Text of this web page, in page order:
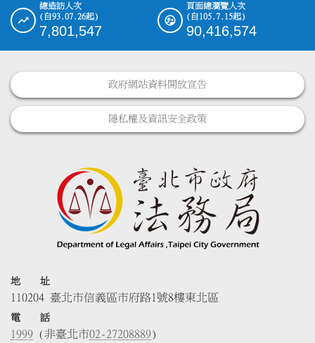
總造訪人次
(自93.07.26起)
7,801,547
頁面總瀏覽人次
(自105.7.15起)
90,416,574
政府網站資料開放宣告
隱私權及資訊安全政策
地 址
110204 臺北市信義區市府路1號8樓東北區
電 話
1999 (非臺北市02-27208889)